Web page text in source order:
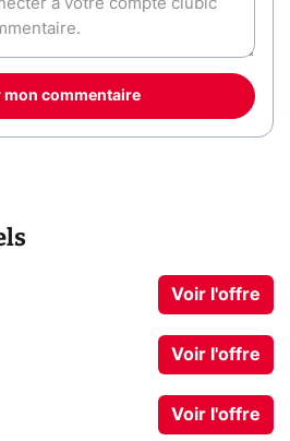
mon commentaire
Voir l'offre
Voir l'offre
Voir l'offre